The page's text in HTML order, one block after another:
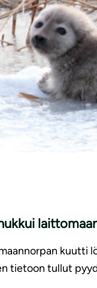
kuutti
tietoon tullut